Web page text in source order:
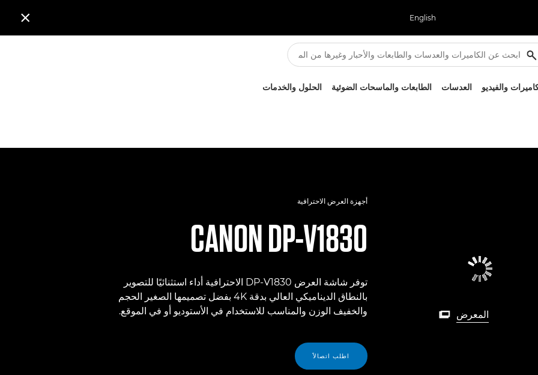
English

والفيديو العدسات الطابعات والماسحات الضوئية الحلول والخدمات
المعرض 
أجهزة العرض الاحترافية
CANONDP-V1830
توفر شاشة العرض DP-V1830 الاحترافية أداء استثنائيًا للتصوير
بالنطاق الديناميكي العالي بدقة 4K بفضل تصميمها الصغير الحجم
والخفيف الوزن والمناسب للاستخدام في الأستوديو أو في الموقع.
اطلب اتصالاً